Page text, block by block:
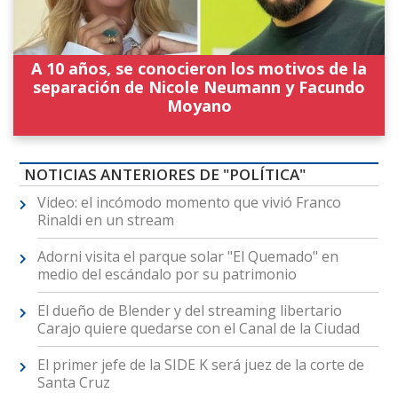
A 10 años, se conocieron los motivos de la
separación de Nicole Neumann y Facundo
Moyano
NOTICIAS ANTERIORES DE "POLÍTICA"
Video: el incómodo momento que vivió Franco
Rinaldi en un stream
Adorni visita el parque solar "El Quemado" en
medio del escándalo por su patrimonio
El dueño de Blender y del streaming libertario
Carajo quiere quedarse con el Canal de la Ciudad
El primer jefe de la SIDE K será juez de la corte de
Santa Cruz